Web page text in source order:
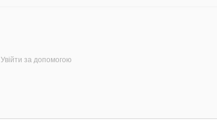
Увійти за допомогою